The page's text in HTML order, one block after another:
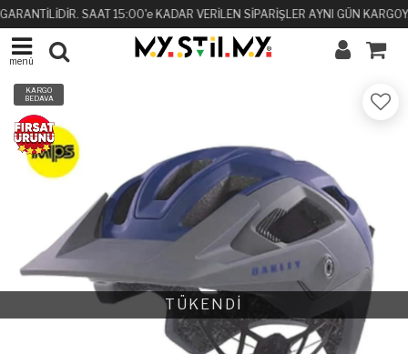
SAAT 15:00'e KADAR VERİLEN SİPARİŞLER AYNI GÜN
menü
TÜKENDİ
KARGO
BEDAVA